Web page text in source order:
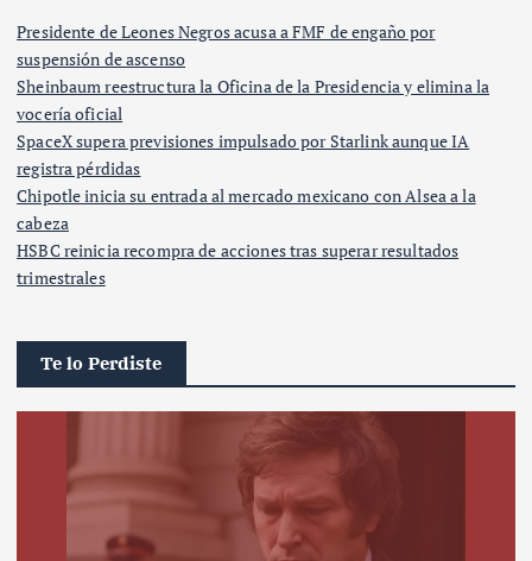
Presidente de Leones Negros acusa a FMF de engaño por
suspensión de ascenso
Sheinbaum reestructura la Oficina de la Presidencia y elimina la
vocería oficial
SpaceX supera previsiones impulsado por Starlink aunque IA
registra pérdidas
Chipotle inicia su entrada al mercado mexicano con Alsea a la
cabeza
HSBC reinicia recompra de acciones tras superar resultados
trimestrales
Te lo Perdiste